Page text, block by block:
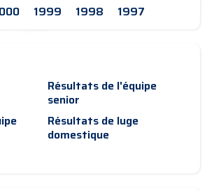
1999 1998 1997
Résultats de l'équipe
senior
Résultats de luge
domestique